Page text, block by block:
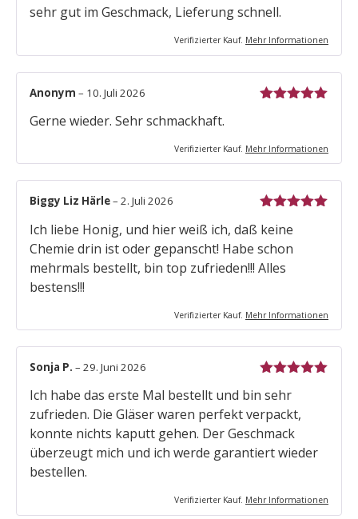
5von 5
sehr gut im Geschmack, Lieferung schnell.
Verifizierter Kauf. Mehr Informationen
Anonym – 10. Juli 2026
Gerne wieder. Sehr schmackhaft.
Verifizierter Kauf. Mehr Informationen
5von 5
Biggy Liz Härle– 2. Juli 2026
Ich liebe Honig, und hier weiß ich, daß keine
Chemie drin ist oder gepanscht! Habe schon
mehrmals bestellt, bin top zufrieden!!! Alles
bestens!!!
Verifizierter Kauf. Mehr Informationen
5von 5
Sonja P. – 29. Juni 2026
Ich habe das erste Mal bestellt und bin sehr
zufrieden. Die Gläser waren perfekt verpackt,
konnte nichts kaputt gehen. Der Geschmack
überzeugt mich und ich werde garantiert wieder
bestellen.
Verifizierter Kauf. Mehr Informationen